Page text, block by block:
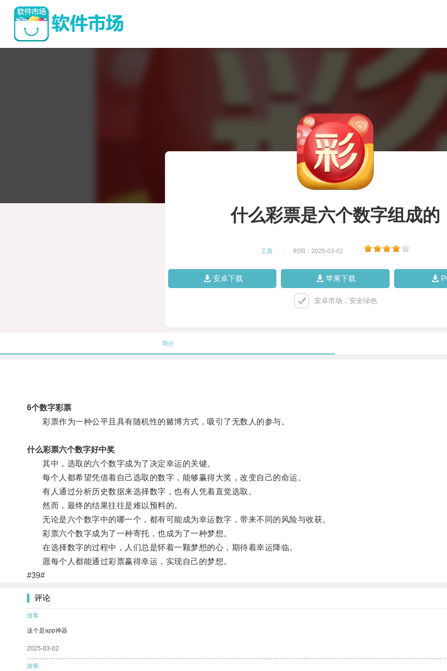
什么彩票是六个数字组成的
工具 时间：2025-03-02
安卓下载 苹果下载
安卓市场，安全绿色
简介
6个数字彩票
彩票作为一种公平且具有随机性的赌博方式，吸引了无数人的参与。
什么彩票六个数字好中奖
其中，选取的六个数字成为了决定幸运的关键。
每个人都希望凭借着自己选取的数字，能够赢得大奖，改变自己的命运。
有人通过分析历史数据来选择数字，也有人凭着直觉选取。
然而，最终的结果往往是难以预料的。
无论是六个数字中的哪一个，都有可能成为幸运数字，带来不同的风险与收获。
彩票六个数字成为了一种寄托，也成为了一种梦想。
在选择数字的过程中，人们总是怀着一颗梦想的心，期待着幸运降临。
愿每个人都能通过彩票赢得幸运，实现自己的梦想。
#39#
评论
游客
这个是app神器
2025-03-02
游客